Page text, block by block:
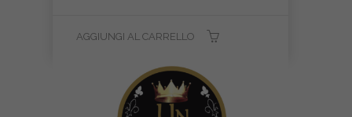
AGGIUNGI AL CARRELLO